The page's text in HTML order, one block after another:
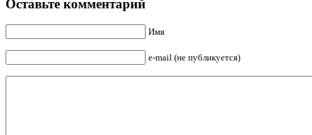
Оставьте комментарий
Имя
e-mail (не публикуется)